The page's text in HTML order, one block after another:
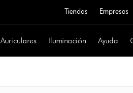
Tiendas Empresas
Auriculares Iluminación Ayuda